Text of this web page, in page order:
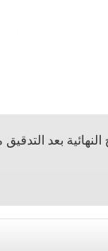
النهائية بعد